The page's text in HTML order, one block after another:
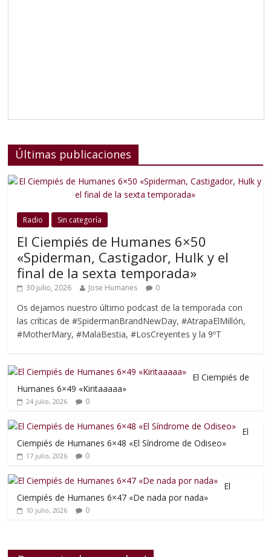
Últimas publicaciones
Radio Sin categoría
El Ciempiés de Humanes 6×50
«Spiderman, Castigador, Hulk y el
final de la sexta temporada»
30 julio, 2026 Jose Humanes 0
Os dejamos nuestro último podcast de la temporada con
las críticas de #SpidermanBrandNewDay, #AtrapaElMillón,
#MotherMary, #MalaBestia, #LosCreyentes y la 9ºT
El Ciempiés de
Humanes 6×49 «Kiritaaaaa»
24 julio, 2026 0
El
Ciempiés de Humanes 6×48 «El Síndrome de Odiseo»
17 julio, 2026 0
El
Ciempiés de Humanes 6×47 «De nada por nada»
10 julio, 2026 0